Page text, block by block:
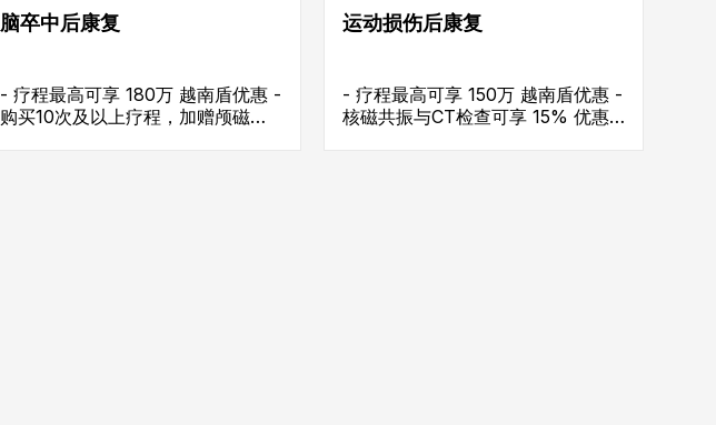
脑卒中后康复
- 疗程最高可享 180万 越南盾优惠 -
购买10次及以上疗程，加赠颅磁刺
运动损伤后康复
- 疗程最高可享 150万 越南盾优惠 -
核磁共振与CT检查可享 15% 优惠 -